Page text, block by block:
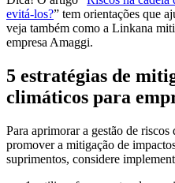
evitá-los?” tem orientações que
veja também como a Linkana
empresa Amaggi.
5 estratégias de
climáticos para
Para aprimorar a gestão de
promover a mitigação de
suprimentos, considere